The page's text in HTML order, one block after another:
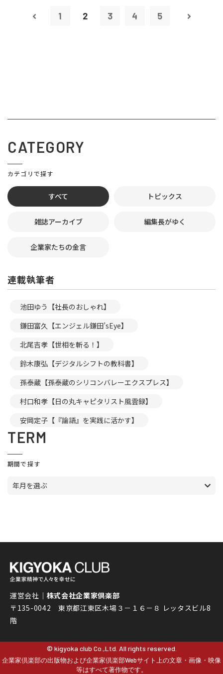
1 2 3 4 5
CATEGORY
カテゴリで探す
すべて トピックス
雑誌アーカイブ 編集長がゆく
企業家たちの金言
連載執筆者
池田ゆう【社長のおしゃれ】
鎌田富久【エンジェル鎌田’sEye】
北尾吉孝【世相を斬る！】
鈴木康弘【デジタルシフトの教科書】
孫泰蔵【孫泰蔵のシリコンバレーエクスプレス】
村口和孝【日の丸キャピタリスト風雲録】
安岡定子【『論語』を実践に活かす】
TERM
期間で探す
年月を選ぶ
運営会社｜ 株式会社企業家倶楽部
〒135-0042 東京都江東区木場３－１６－８ レッタスビル8
階
© kigyoka club Co.,Ltd. All rights reserved.
企業家倶楽部の出版物および企業家倶楽部Webサイト上の文章・画像・映像
等はすべて著作物です。